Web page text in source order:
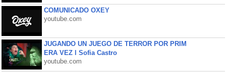
COMUNICADO OXEY
youtube.com
JUGANDO UN JUEGO DE TERROR POR PRIM
ERA VEZ l Sofia Castro
youtube.com